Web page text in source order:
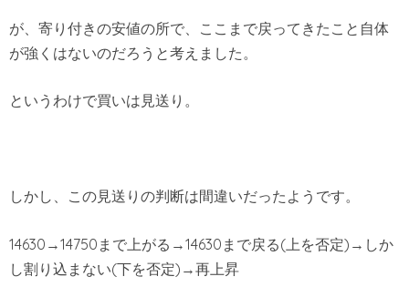
が、寄り付きの安値の所で、ここまで戻ってきたこと自体
が強くはないのだろうと考えました。
というわけで買いは見送り。
しかし、この見送りの判断は間違いだったようです。
14630→14750まで上がる→14630まで戻る(上を否定)→しか
し割り込まない(下を否定)→再上昇